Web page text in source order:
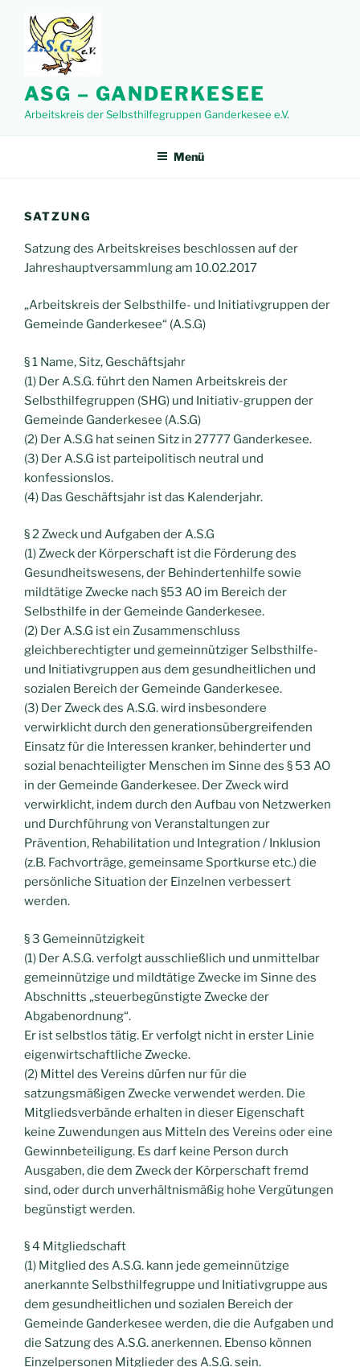
Inhalt
springen
ASG – GANDERKESEE
Arbeitskreis der Selbsthilfegruppen Ganderkesee e.V.
Menü
SATZUNG
Satzung des Arbeitskreises beschlossen auf der
Jahreshauptversammlung am 10.02.2017
„Arbeitskreis der Selbsthilfe- und Initiativgruppen der
Gemeinde Ganderkesee“ (A.S.G)
§ 1 Name, Sitz, Geschäftsjahr
(1) Der A.S.G. führt den Namen Arbeitskreis der
Selbsthilfegruppen (SHG) und Initiativ-gruppen der
Gemeinde Ganderkesee (A.S.G)
(2) Der A.S.G hat seinen Sitz in 27777 Ganderkesee.
(3) Der A.S.G ist parteipolitisch neutral und
konfessionslos.
(4) Das Geschäftsjahr ist das Kalenderjahr.
§ 2 Zweck und Aufgaben der A.S.G
(1) Zweck der Körperschaft ist die Förderung des
Gesundheitswesens, der Behindertenhilfe sowie
mildtätige Zwecke nach §53 AO im Bereich der
Selbsthilfe in der Gemeinde Ganderkesee.
(2) Der A.S.G ist ein Zusammenschluss
gleichberechtigter und gemeinnütziger Selbsthilfe-
und Initiativgruppen aus dem gesundheitlichen und
sozialen Bereich der Gemeinde Ganderkesee.
(3) Der Zweck des A.S.G. wird insbesondere
verwirklicht durch den generationsübergreifenden
Einsatz für die Interessen kranker, behinderter und
sozial benachteiligter Menschen im Sinne des § 53 AO
in der Gemeinde Ganderkesee. Der Zweck wird
verwirklicht, indem durch den Aufbau von Netzwerken
und Durchführung von Veranstaltungen zur
Prävention, Rehabilitation und Integration / Inklusion
(z.B. Fachvorträge, gemeinsame Sportkurse etc.) die
persönliche Situation der Einzelnen verbessert
werden.
§ 3 Gemeinnützigkeit
(1) Der A.S.G. verfolgt ausschließlich und unmittelbar
gemeinnützige und mildtätige Zwecke im Sinne des
Abschnitts „steuerbegünstigte Zwecke der
Abgabenordnung“.
Er ist selbstlos tätig. Er verfolgt nicht in erster Linie
eigenwirtschaftliche Zwecke.
(2) Mittel des Vereins dürfen nur für die
satzungsmäßigen Zwecke verwendet werden. Die
Mitgliedsverbände erhalten in dieser Eigenschaft
keine Zuwendungen aus Mitteln des Vereins oder eine
Gewinnbeteiligung. Es darf keine Person durch
Ausgaben, die dem Zweck der Körperschaft fremd
sind, oder durch unverhältnismäßig hohe Vergütungen
begünstigt werden.
§ 4 Mitgliedschaft
(1) Mitglied des A.S.G. kann jede gemeinnützige
anerkannte Selbsthilfegruppe und Initiativgruppe aus
dem gesundheitlichen und sozialen Bereich der
Gemeinde Ganderkesee werden, die die Aufgaben und
die Satzung des A.S.G. anerkennen. Ebenso können
Einzelpersonen Mitglieder des A.S.G. sein.